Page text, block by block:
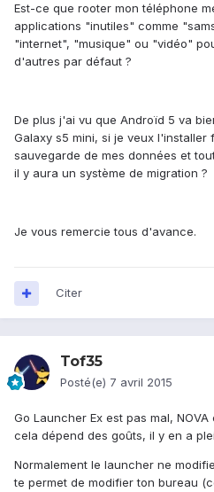
Est-ce que rooter mon téléphone
applications "inutiles" comme
"internet", "musique" ou "vidéo"
d'autres par défaut ?
De plus j'ai vu que Androïd 5 va
Galaxy s5 mini, si je veux
sauvegarde de mes données et
il y aura un système de migration ?
Je vous remercie tous d'avance.
Citer
Tof35
Posté(e) 7 avril 2015
Go Launcher Ex est pas mal,
cela dépend des goûts, il y en a
Normalement le launcher ne
te permet de modifier ton bureau